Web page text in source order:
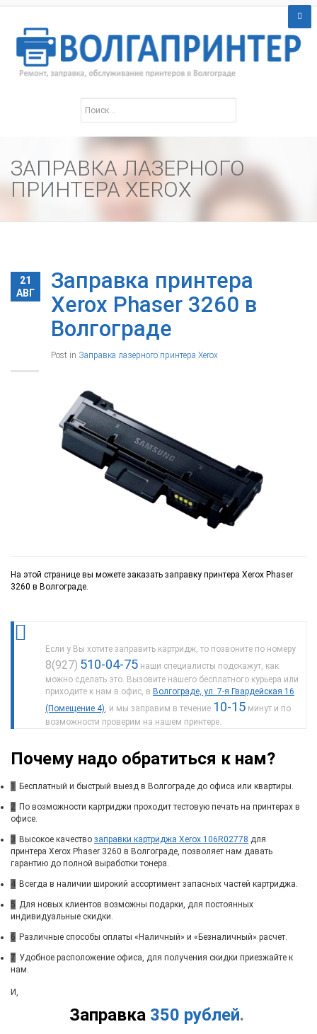
ЗАПРАВКА ЛАЗЕРНОГО
ПРИНТЕРА XEROX
21
АВГ
Заправка принтера
Xerox Phaser 3260 в
Волгограде
Post in Заправка лазерного принтера Xerox
На этой странице вы можете заказать заправку принтера Xerox Phaser
3260 в Волгограде.
Если у Вы хотите заправить картридж, то позвоните по номеру
8(927) 510-04-75 наши специалисты подскажут, как
можно сделать это. Вызовите нашего бесплатного курьера или
приходите к нам в офис, в Волгограде, ул. 7-я Гвардейская 16
(Помещение 4), и мы заправим в течение 10-15 минут и по
возможности проверим на нашем принтере.
Почему надо обратиться к нам?
1 Бесплатный и быстрый выезд в Волгограде до офиса или квартиры.
2 По возможности картриджи проходит тестовую печать на принтерах в
офисе.
3 Высокое качество заправки картриджа Xerox 106R02778 для
принтера Xerox Phaser 3260 в Волгограде, позволяет нам давать
гарантию до полной выработки тонера.
4 Всегда в наличии широкий ассортимент запасных частей картриджа.
5 Для новых клиентов возможны подарки, для постоянных
индивидуальные скидки.
6 Различные способы оплаты «Наличный» и «Безналичный» расчет.
7 Удобное расположение офиса, для получения скидки приезжайте к
нам.
Заправка 350 рублей.
И,